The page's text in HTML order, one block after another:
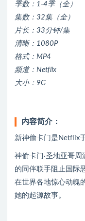
季数：1-4季（全）
集数：32集（全）
片长：33分钟/集
清晰：1080P
格式：MP4
频道：Netflix
大小：9G
内容简介：
新神偷卡门是Netflix
神偷卡门·圣地亚哥
的同伴联手阻止国际
在世界各地惊心动魄
她的起源故事。